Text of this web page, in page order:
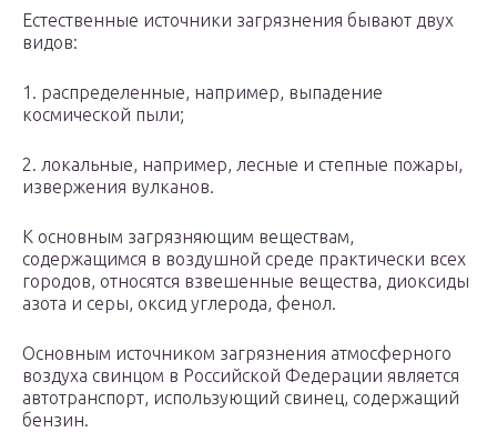
Естественные источники загрязнения бывают двух
видов:
1. распределенные, например, выпадение
космической пыли;
2. локальные, например, лесные и степные пожары,
извержения вулканов.
К основным загрязняющим веществам,
содержащимся в воздушной среде практически всех
городов, относятся взвешенные вещества, диоксиды
азота и серы, оксид углерода, фенол.
Основным источником загрязнения атмосферного
воздуха свинцом в Российской Федерации является
автотранспорт, использующий свинец, содержащий
бензин.